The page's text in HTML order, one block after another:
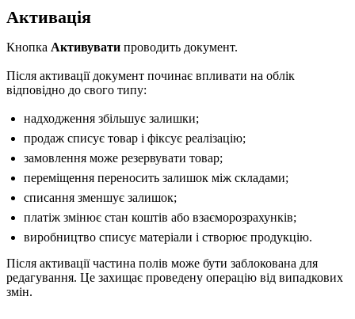
Активація
Кнопка Активувати проводить документ.
Після активації документ починає впливати на облік
відповідно до свого типу:
надходження збільшує залишки;
продаж списує товар і фіксує реалізацію;
замовлення може резервувати товар;
переміщення переносить залишок між складами;
списання зменшує залишок;
платіж змінює стан коштів або взаєморозрахунків;
виробництво списує матеріали і створює продукцію.
Після активації частина полів може бути заблокована для
редагування. Це захищає проведену операцію від випадкових
змін.